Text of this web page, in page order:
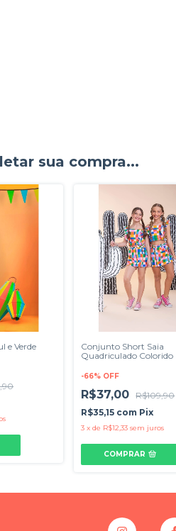
sua compra...
e Verde
Conjunto Short Saia
Quadriculado Colorido
-66% OFF
R$37,00
R$109,90
R$35,15 com Pix
3 xde R$12,33 sem juros
COMPRAR